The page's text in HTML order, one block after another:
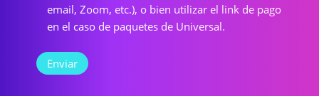
email, Zoom, etc.), o bien utilizar el link de pago
en el caso de paquetes de Universal.